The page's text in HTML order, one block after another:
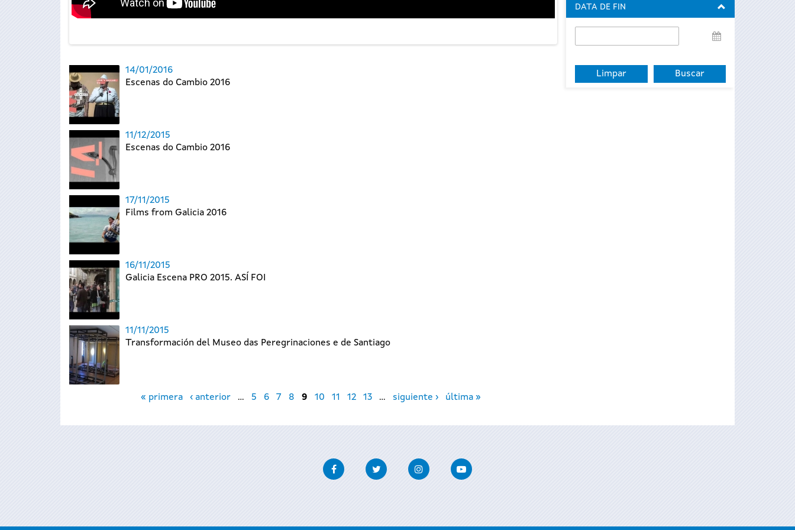
14/01/2016
Escenas do Cambio 2016
11/12/2015
Escenas do Cambio 2016
17/11/2015
Films from Galicia 2016
16/11/2015
Galicia Escena PRO 2015. ASÍ FOI
11/11/2015
Transformación del Museo das Peregrinaciones e de Santiago
« primera ‹ anterior … 5 6 7 8 9 10 11 12 13 … siguiente › última »
DATA DE FIN
de
FacebookTwitter InstagramYoutube